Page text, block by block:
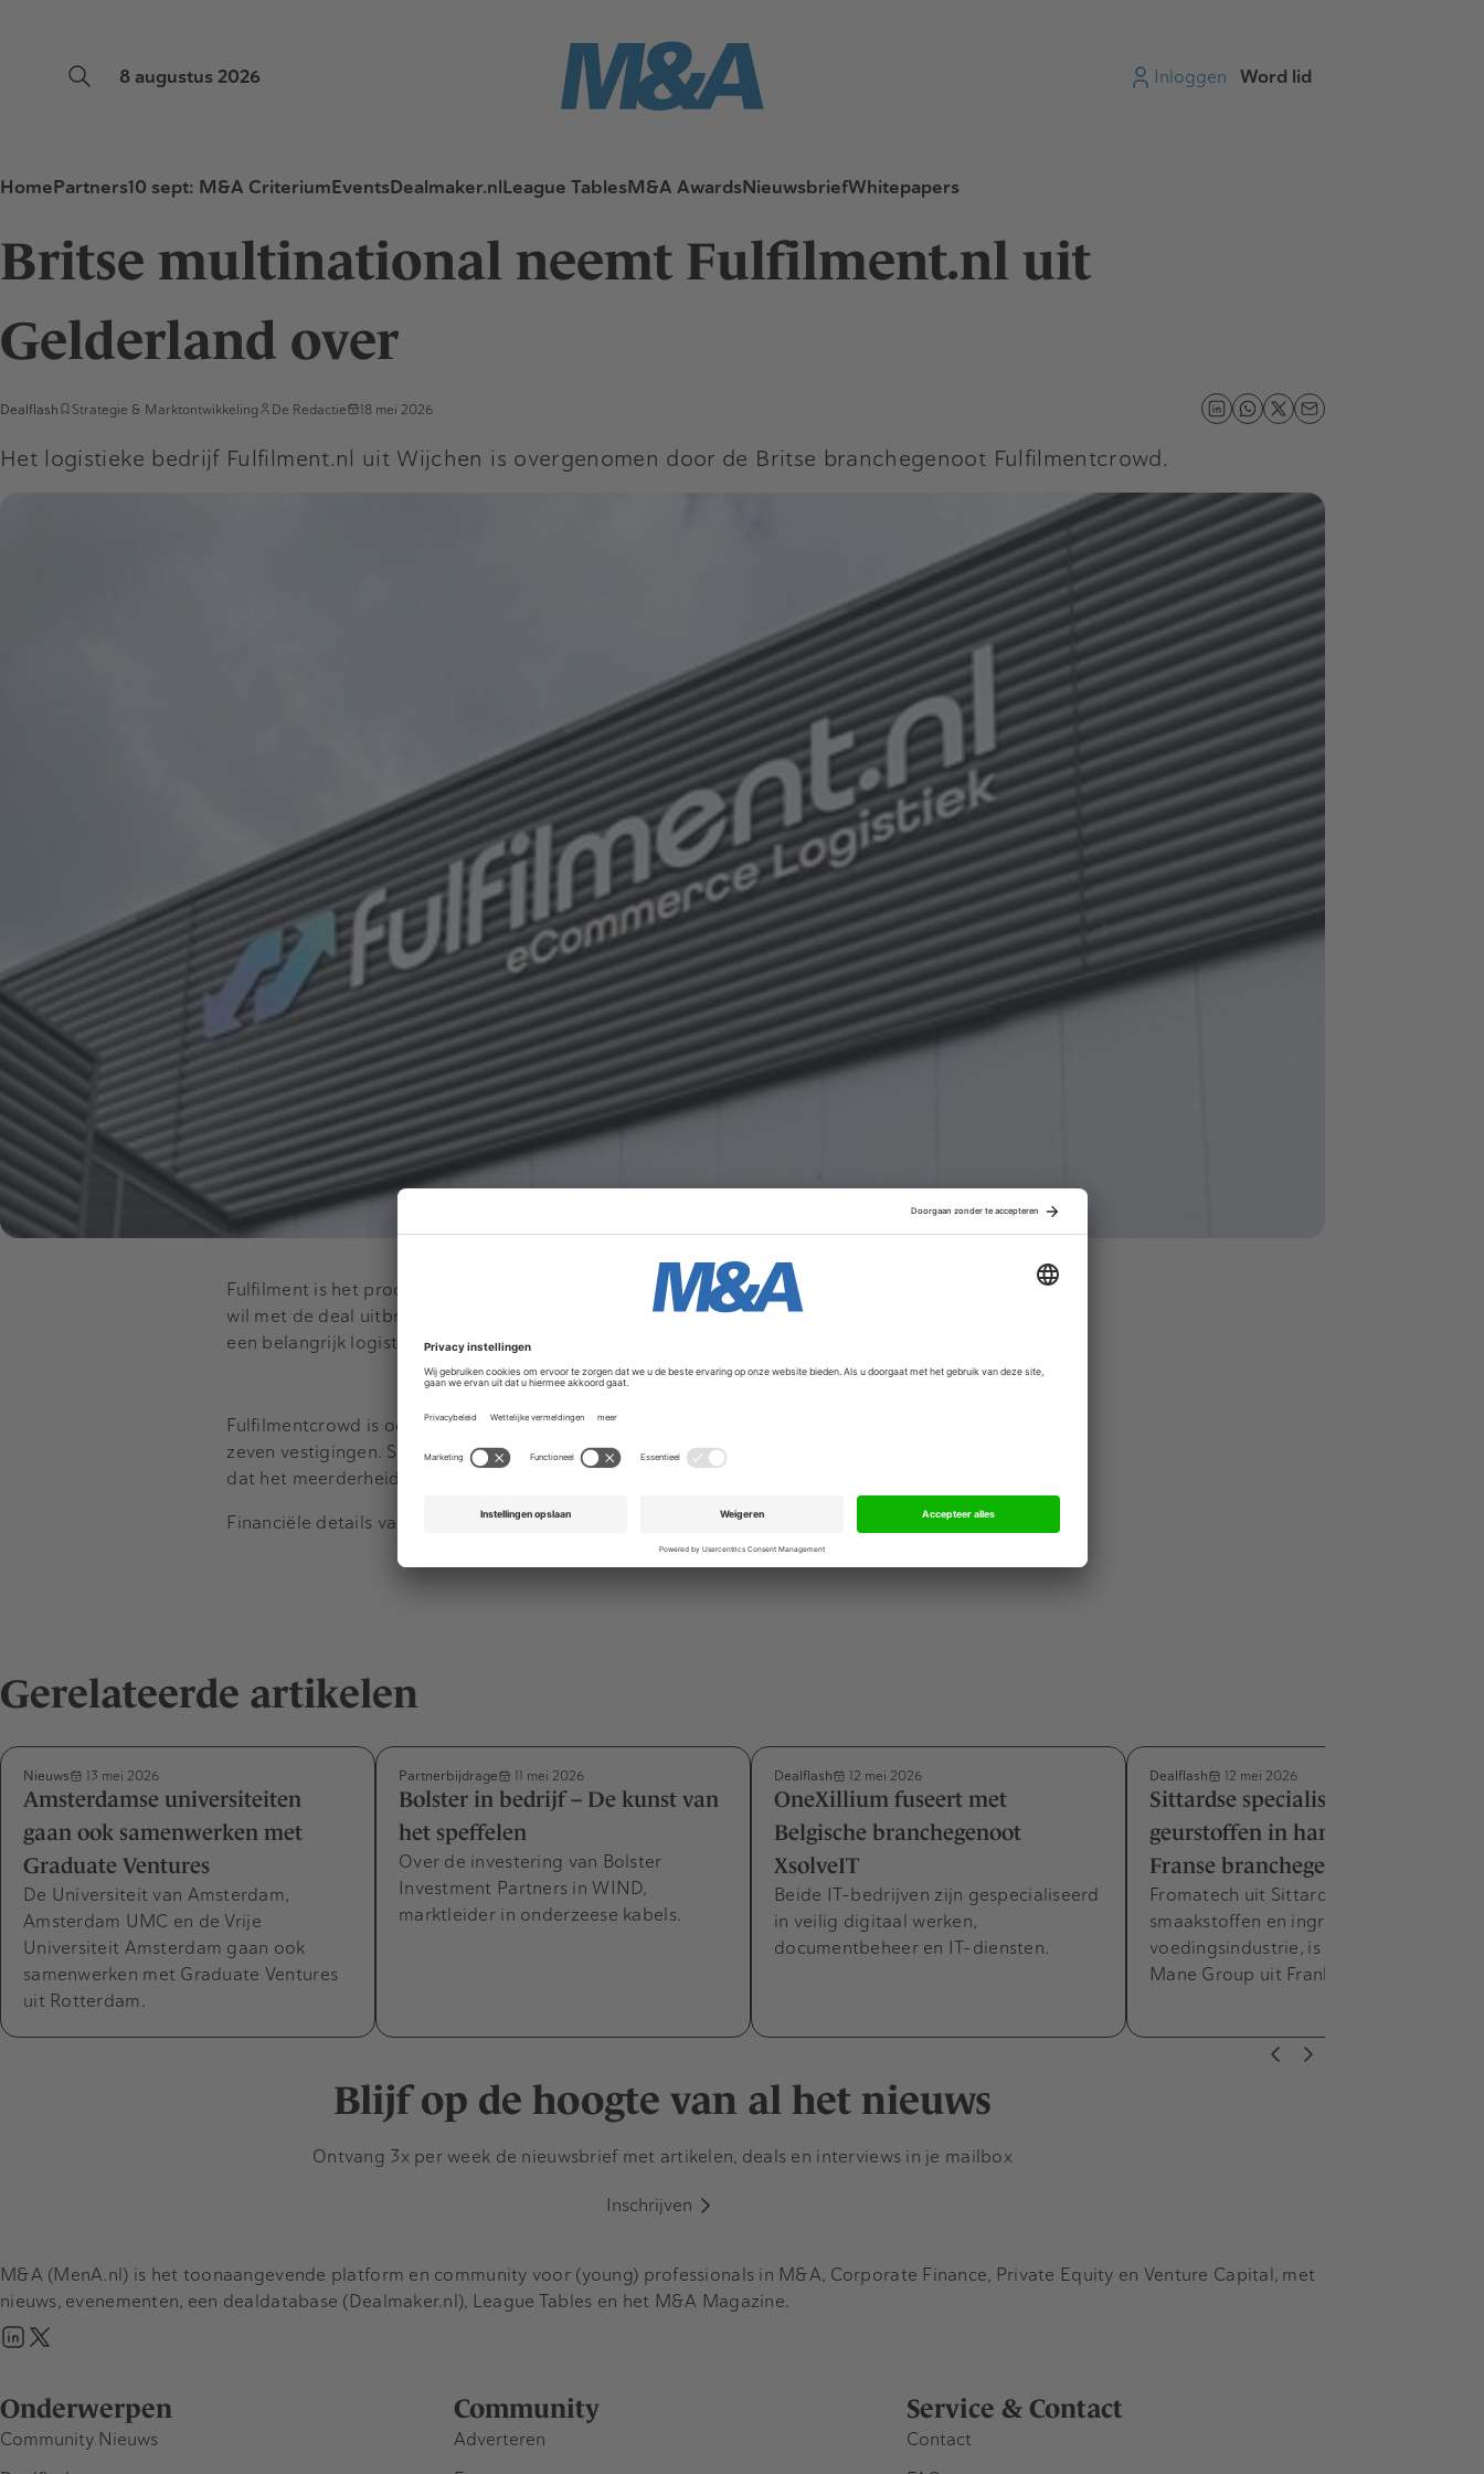
8 augustus 2026 Inloggen Word lid
HomePartners10 sept: M&A CriteriumEventsDealmaker.nlLeague TablesM&A AwardsNieuwsbriefWhitepapers
Britse multinational neemt Fulfilment.nl uit
Gelderland over
Dealflash Strategie & Marktontwikkeling De Redactie 18 mei 2026
Het logistieke bedrijf Fulfilment.nl uit Wijchen is overgenomen door de Britse branchegenoot Fulfilmentcrowd.
Fulfilment is het proces van het verwerken en leveren van bestellingen voor webshops. De Britse koper
wil met de deal uitbreiden binnen de Europese omnichannel-markt. Nederland geldt in deze markt als
een belangrijk logistiek knooppunt in Europa.
Fulfilmentcrowd is ook actief in Duitsland, Frankrijk, VS, Ierland en Australië. In Europa heeft het bedrijf
zeven vestigingen. Sinds vorig jaar is het bedrijf in handen van de Britse private equity-partij
dat het meerderheidsbelang overnam van
Financiële details van de deal zijn niet bekendgemaakt.
Gerelateerde artikelen
Nieuws 13 mei 2026
Amsterdamse universiteiten
gaan ook samenwerken met
Graduate Ventures
De Universiteit van Amsterdam,
Amsterdam UMC en de Vrije
Universiteit Amsterdam gaan ook
samenwerken met Graduate Ventures
uit Rotterdam.
Partnerbijdrage 11 mei 2026
Bolster in bedrijf – De kunst van
het speffelen
Over de investering van Bolster
Investment Partners in WIND,
marktleider in onderzeese kabels.
Dealflash 12 mei 2026
OneXillium fuseert met
Belgische branchegenoot
XsolveIT
Beide IT-bedrijven zijn gespecialiseerd
in veilig digitaal werken,
documentbeheer en IT-diensten.
Dealflash 12 mei 2026
Sittardse specialist in smaak- en
geurstoffen in handen van
Franse branchegenoot
Fromatech uit Sittard, een specialist in
smaakstoffen en ingrediënten voor de
voedingsindustrie, is verkocht aan
Mane Group uit Frankrijk.
Blijf op de hoogte van al het nieuws
Ontvang 3x per week de nieuwsbrief met artikelen, deals en interviews in je mailbox
Inschrijven
Onderwerpen
Community Nieuws
Community
Adverteren
Service & Contact
Contact
M&A (MenA.nl) is het toonaangevende platform en community voor (young) professionals in M&A, Corporate Finance, Private Equity en Venture Capital, met
nieuws, evenementen, een dealdatabase (Dealmaker.nl), League Tables en het M&A Magazine.